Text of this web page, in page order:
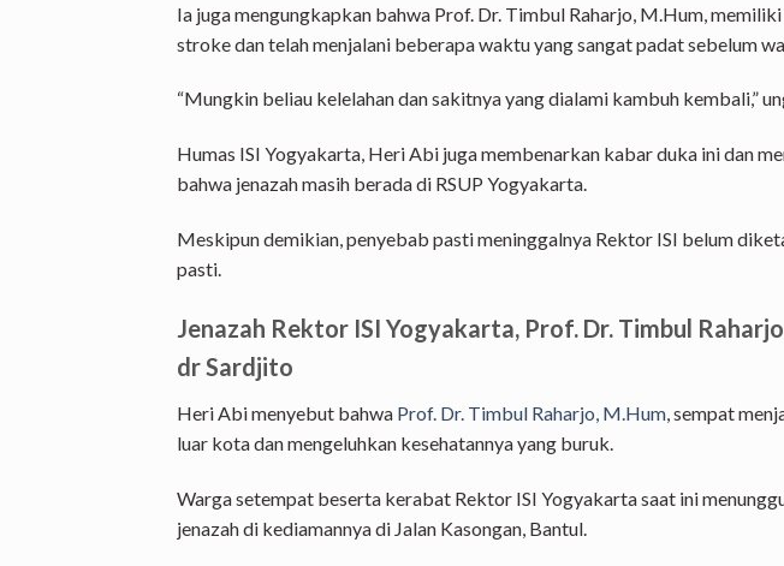
Ia juga mengungkapkan bahwa Prof. Dr. Timbul Raharjo, M.Hum,
stroke dan telah menjalani beberapa waktu yang sangat padat sebelum
“Mungkin beliau kelelahan dan sakitnya yang dialami kambuh kembali,”
Humas ISI Yogyakarta, Heri Abi juga membenarkan kabar duka ini dan
bahwa jenazah masih berada di RSUP Yogyakarta.
Meskipun demikian, penyebab pasti meninggalnya Rektor ISI belum
pasti.
Jenazah Rektor ISI Yogyakarta, Prof. Dr. Timbul
dr Sardjito
Heri Abi menyebut bahwa Prof. Dr. Timbul Raharjo, M.Hum, sempat
luar kota dan mengeluhkan kesehatannya yang buruk.
Warga setempat beserta kerabat Rektor ISI Yogyakarta saat ini
jenazah di kediamannya di Jalan Kasongan, Bantul.